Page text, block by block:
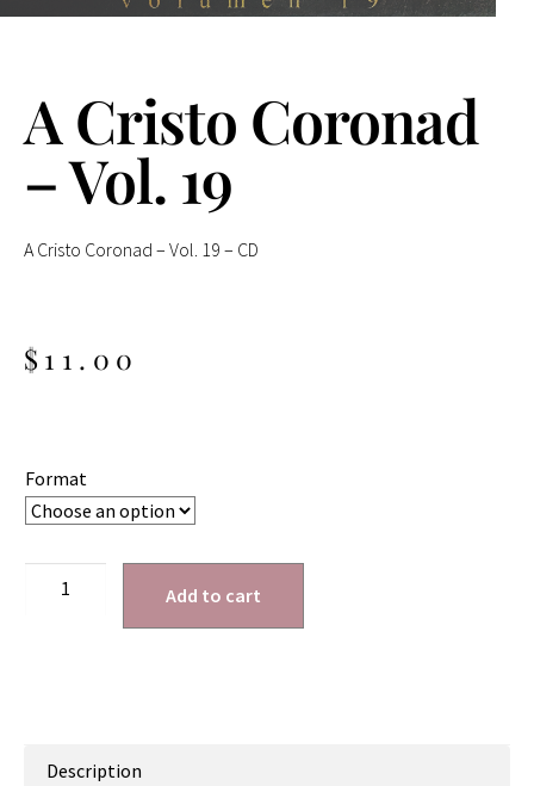
A Cristo Coronad
– Vol. 19
A Cristo Coronad – Vol . 19 – CD
$ 11.00
Format
Add to cart
Description